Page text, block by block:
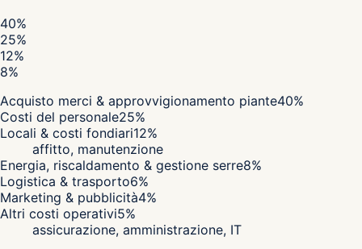
40%
25%
12%
8%
Acquisto merci & approvvigionamento piante40%
Costi del personale25%
Locali & costi fondiari12%
affitto, manutenzione
Energia, riscaldamento & gestione serre8%
Logistica & trasporto6%
Marketing & pubblicità4%
Altri costi operativi5%
assicurazione, amministrazione, IT